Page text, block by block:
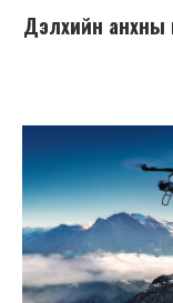
Дэлхийн анхны